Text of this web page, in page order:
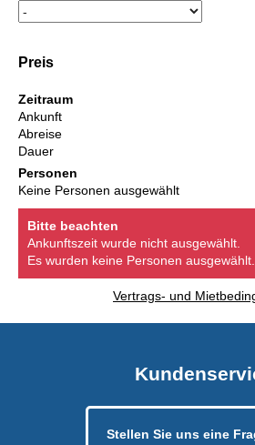
Preis
Zeitraum
Ankunft
Abreise
Dauer
Personen
Keine Personen ausgewählt
Bitte beachten
Ankunftszeit wurde nicht ausgewählt.
Es wurden keine Personen ausgewählt.
Vertrags- und
Stellen Sie uns eine